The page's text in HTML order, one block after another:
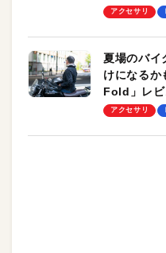
ーも
アクセサリ
夏場のバイ
けになる
Fold」レビ
却プレート
アクセサリ